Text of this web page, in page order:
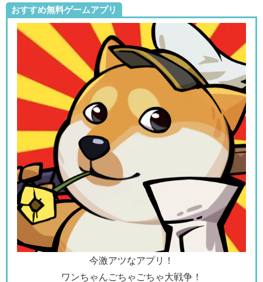
おすすめ無料ゲームアプリ
今激アツなアプリ！
ワンちゃんごちゃごちゃ大戦争！